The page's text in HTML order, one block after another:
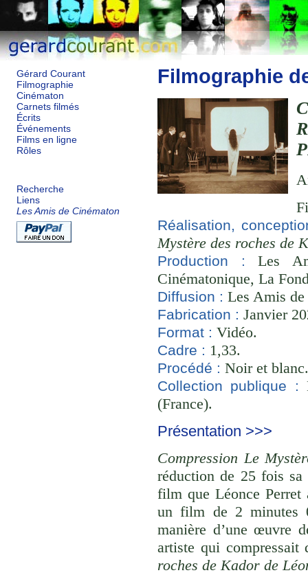
Gérard Courant
Filmographie
Cinématon
Carnets filmés
Écrits
Événements
Films en ligne
Rôles
Recherche
Liens
Les Amis de Cinématon
Filmographie
Réalisation,
Mystère des roches de
Production :
Les
Cinématonique, La
Diffusion : Les Amis
Fabrication : Janvier
Format : Vidéo.
Cadre : 1,33.
Procédé : Noir et
Collection publique :
(France).
Présentation >>>
Compression Le
réduction de 25 fois
film que Léonce Perret
un film de 2 minutes
manière d’une œuvre
artiste qui
roches de Kador de